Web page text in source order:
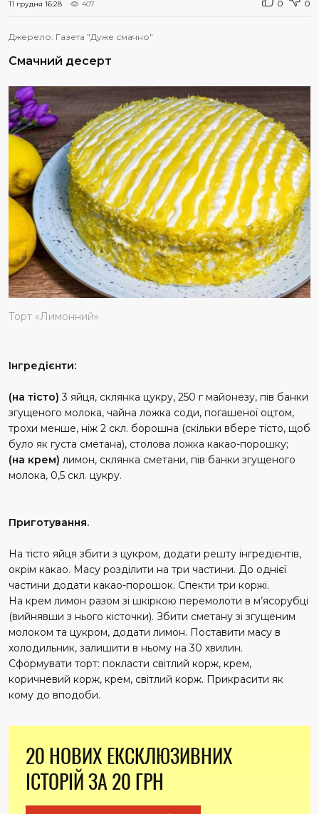
11 грудня 16:28
407 0 0
Джерело: Газета "Дуже смачно"
Смачний десерт
Торт «Лимонний»
Інгредієнти:
(на тісто)3 яйця, склянка цукру, 250 г майонезу, пів банки
згущеного молока, чайна ложка соди, погашеної оцтом,
трохи менше, ніж 2 скл. борошна (скільки вбере тісто, щоб
було як густа сметана), столова ложка какао-порошку;
(на крем) лимон, склянка сметани, пів банки згущеного
молока, 0,5 скл. цукру.
Приготування.
На тісто яйця збити з цукром, додати решту інгредієнтів,
окрім какао. Масу розділити на три частини. До однієї
частини додати какао-порошок. Спекти три коржі.
На крем лимон разом зі шкіркою перемолоти в м’ясорубці
(вийнявши з нього кісточки). Збити сметану зі згущеним
молоком та цукром, додати лимон. Поставити масу в
холодильник, залишити в ньому на 30 хвилин.
Сформувати торт: покласти світлий корж, крем,
коричневий корж, крем, світлий корж. Прикрасити як
кому до вподоби.
20 НОВИХ ЕКСКЛЮЗИВНИХ
ІСТОРІЙ ЗА 20 ГРН